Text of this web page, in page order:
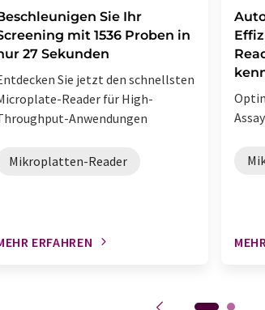
Sie Ihr
mit 1536 Proben in
27 Sekunden
Sie jetzt den schnellsten
Reader für High-
Anwendungen
Mikroplatten-Reader
ERFAHREN